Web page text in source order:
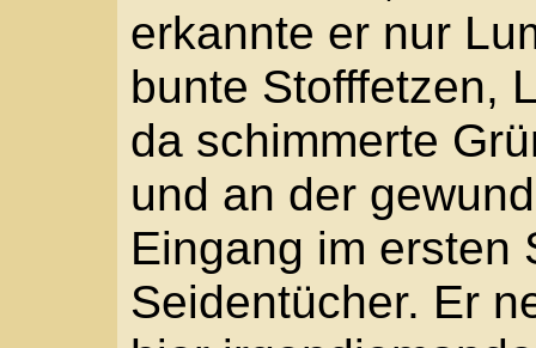
schlanke Mädchen,
geflochten, kauerten
an einem
langsamen Schritts
Schalmei, und es
Melodie jede
„Wir sollten gehen“,